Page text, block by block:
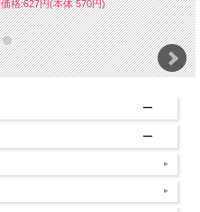
価格:627円(本体 570円)